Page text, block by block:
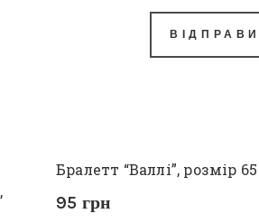
Бралетт “Валлі”, розмір
95 грн